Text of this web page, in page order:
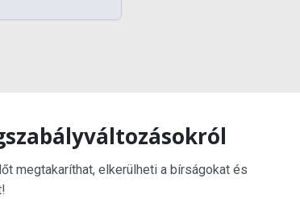
megtakaríthat, elkerülheti a bírságokat és